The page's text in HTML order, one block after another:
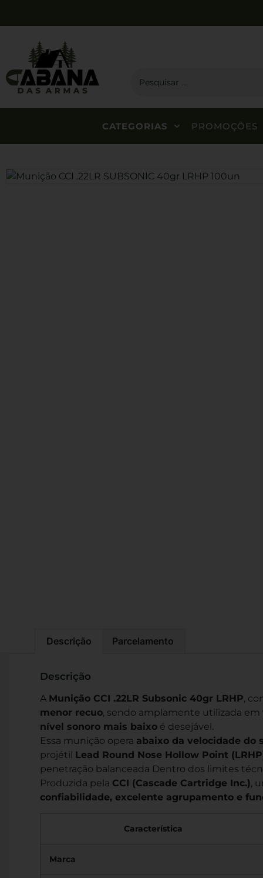
CATEGORIAS PROMOÇÕES
Descrição Parcelamento
Descrição
A Munição CCI .22LR Subsonic 40gr LRHP,
menor recuo, sendo amplamente utilizada em
nível sonoro mais baixo é desejável.
Essa munição opera abaixo da velocidade do
projétil Lead Round Nose Hollow Point
penetração balanceada Dentro dos limites
Produzida pela CCI (Cascade Cartridge Inc.),
confiabilidade, excelente agrupamento e
Característica
Marca